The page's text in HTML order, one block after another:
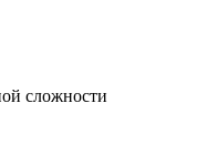
сложности